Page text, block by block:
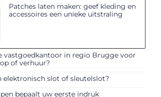
Patches laten maken: geef kleding en
accessoires een unieke uitstraling
vastgoedkantoor in regio Brugge voor
of verhuur?
elektronisch slot of sleutelslot?
bepaalt uw eerste indruk